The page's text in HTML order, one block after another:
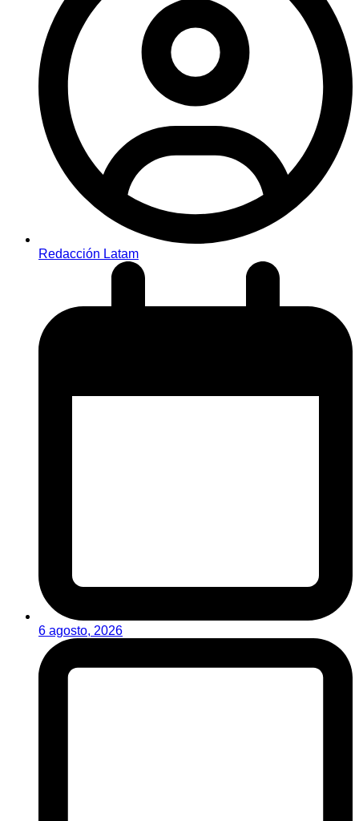
Redacción Latam
6 agosto, 2026